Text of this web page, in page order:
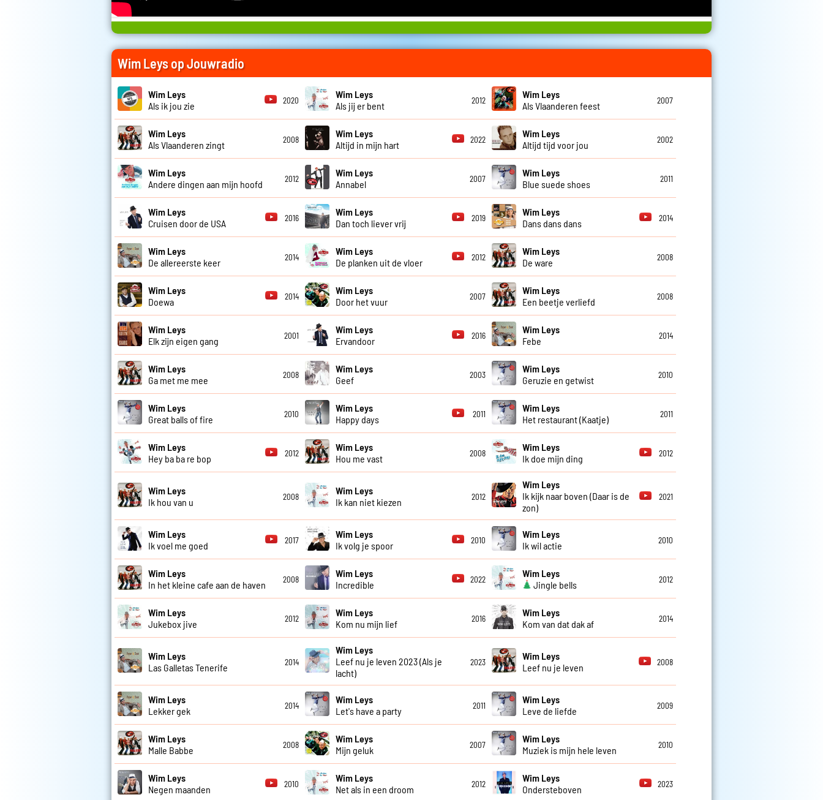
Wim Leys op Jouwradio
Wim Leys
Als ik jou zie
2020
Wim Leys
Als jij er bent
2012
Wim Leys
Als Vlaanderen feest
2007
Wim Leys
Als Vlaanderen zingt
2008
Wim Leys
Altijd in mijn hart
2022
Wim Leys
Altijd tijd voor jou
2002
Wim Leys
Andere dingen aan mijn hoofd
2012
Wim Leys
Annabel
2007
Wim Leys
Blue suede shoes
2011
Wim Leys
Cruisen door de USA
2016
Wim Leys
Dan toch liever vrij
2019
Wim Leys
Dans dans dans
2014
Wim Leys
De allereerste keer
2014
Wim Leys
De planken uit de vloer
2012
Wim Leys
De ware
2008
Wim Leys
Doewa
2014
Wim Leys
Door het vuur
2007
Wim Leys
Een beetje verliefd
2008
Wim Leys
Elk zijn eigen gang
2001
Wim Leys
Ervandoor
2016
Wim Leys
Febe
2014
Wim Leys
Ga met me mee
2008
Wim Leys
Geef
2003
Wim Leys
Geruzie en getwist
2010
Wim Leys
Great balls of fire
2010
Wim Leys
Happy days
2011
Wim Leys
Het restaurant (Kaatje)
2011
Wim Leys
Hey ba ba re bop
2012
Wim Leys
Hou me vast
2008
Wim Leys
Ik doe mijn ding
2012
Wim Leys
Ik hou van u
2008
Wim Leys
Ik kan niet kiezen
2012
Wim Leys
Ik kijk naar boven (Daar is de
zon)
2021
Wim Leys
Ik voel me goed
2017
Wim Leys
Ik volg je spoor
2010
Wim Leys
Ik wil actie
2010
Wim Leys
In het kleine cafe aan de haven
2008
Wim Leys
Incredible
2022
Wim Leys
Jingle bells
2012
Wim Leys
Jukebox jive
2012
Wim Leys
Kom nu mijn lief
2016
Wim Leys
Kom van dat dak af
2014
Wim Leys
Las Galletas Tenerife
2014
Wim Leys
Leef nu je leven 2023 (Als je
lacht)
2023
Wim Leys
Leef nu je leven
2008
Wim Leys
Lekker gek
2014
Wim Leys
Let's have a party
2011
Wim Leys
Leve de liefde
2009
Wim Leys
Malle Babbe
2008
Wim Leys
Mijn geluk
2007
Wim Leys
Muziek is mijn hele leven
2010
Wim Leys
Negen maanden
2010
Wim Leys
Net als in een droom
2012
Wim Leys
Ondersteboven
2023